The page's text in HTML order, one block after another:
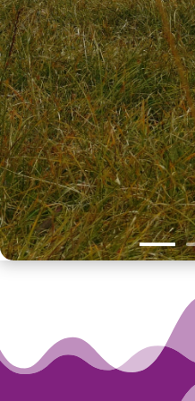
foods, and passion for h
(Rodrick
This retreat was far more
a journey of renewal, connect
always
(Valeria